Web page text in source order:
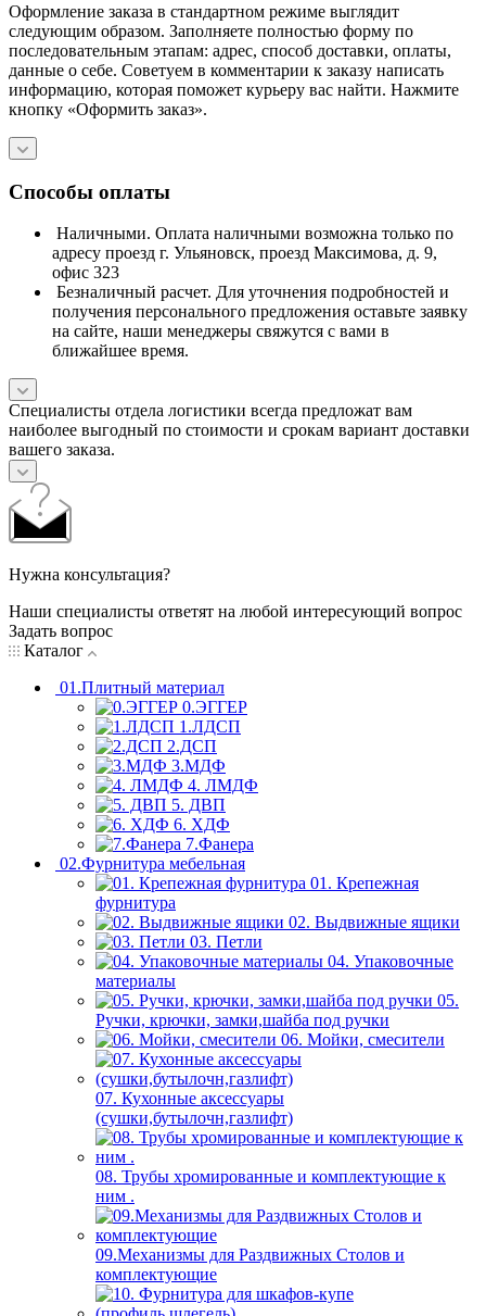
Оформление заказа в стандартном режиме выглядит
следующим образом. Заполняете полностью форму по
последовательным этапам: адрес, способ доставки, оплаты,
данные о себе. Советуем в комментарии к заказу написать
информацию, которая поможет курьеру вас найти. Нажмите
кнопку «Оформить заказ».
Способы оплаты
Наличными. Оплата наличными возможна только по
адресу проезд г. Ульяновск, проезд Максимова, д. 9,
офис 323
Безналичный расчет. Для уточнения подробностей и
получения персонального предложения оставьте заявку
на сайте, наши менеджеры свяжутся с вами в
ближайшее время.
Специалисты отдела логистики всегда предложат вам
наиболее выгодный по стоимости и срокам вариант доставки
вашего заказа.
Нужна консультация?
Наши специалисты ответят на любой интересующий вопрос
Задать вопрос
Каталог
01.Плитный материал
0.ЭГГЕР
1.ЛДСП
2.ДСП
3.МДФ
4. ЛМДФ
5. ДВП
6. ХДФ
7.Фанера
02.Фурнитура мебельная
01. Крепежная
фурнитура
02. Выдвижные ящики
03. Петли
04. Упаковочные
материалы
05.
Ручки, крючки, замки,шайба под ручки
06. Мойки, смесители
07. Кухонные аксессуары
(сушки,бутылочн,газлифт)
08. Трубы хромированные и комплектующие к
ним .
09.Механизмы для Раздвижных Столов и
комплектующие